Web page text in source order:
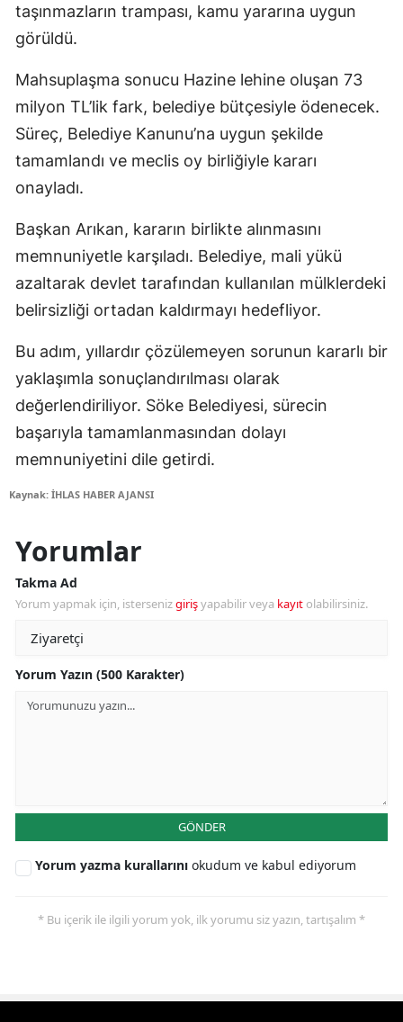
taşınmazların trampası, kamu yararına uygun
görüldü.
Mahsuplaşma sonucu Hazine lehine oluşan 73
milyon TL’lik fark, belediye bütçesiyle ödenecek.
Süreç, Belediye Kanunu’na uygun şekilde
tamamlandı ve meclis oy birliğiyle kararı
onayladı.
Başkan Arıkan, kararın birlikte alınmasını
memnuniyetle karşıladı. Belediye, mali yükü
azaltarak devlet tarafından kullanılan mülklerdeki
belirsizliği ortadan kaldırmayı hedefliyor.
Bu adım, yıllardır çözülemeyen sorunun kararlı bir
yaklaşımla sonuçlandırılması olarak
değerlendiriliyor. Söke Belediyesi, sürecin
başarıyla tamamlanmasından dolayı
memnuniyetini dile getirdi.
Kaynak: İHLAS HABER AJANSI
Yorumlar
Takma Ad
Yorum yapmak için, istersenizgirişyapabilir veya kayıt olabilirsiniz.
Yorum Yazın (500 Karakter)
GÖNDER
Yorum yazma kurallarını okudum ve kabul ediyorum
* Bu içerik ile ilgili yorum yok, ilk yorumu siz yazın, tartışalım *